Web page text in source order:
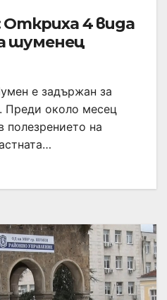
Откриха 4 вида
шуменец
е задържан за
Преди около месец
полезрението на